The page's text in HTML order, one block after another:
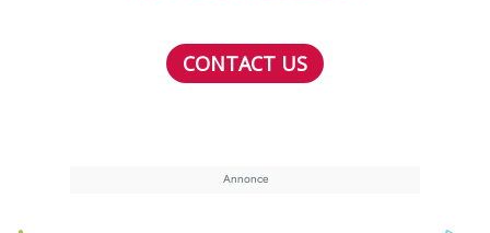
CONTACT US